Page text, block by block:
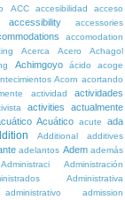
ACC accesibilidad acceso
accessibility accessories
accomodation
Acerca Acero Achagol
Achimgoyo ácido
acoge
Acorn acortando
actividad actividades
activities actualmente
Acuático acute ada
Additional additives
adelantos Adem además
Administraci Administración
Administrativa
administrativo
admission